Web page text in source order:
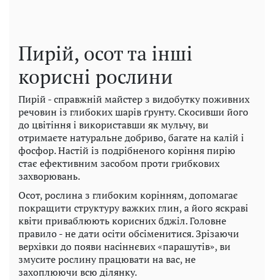
Пирій, осот та інші
корисні рослини
Пирій - справжній майстер з видобутку поживних
речовин із глибоких шарів ґрунту. Скосивши його
до цвітіння і використавши як мульчу, ви
отримаєте натуральне добриво, багате на калій і
фосфор. Настій із подрібненого коріння пирію
стає ефективним засобом проти грибкових
захворювань.
Осот, рослина з глибоким корінням, допомагає
покращити структуру важких глин, а його яскраві
квіти приваблюють корисних бджіл. Головне
правило - не дати осіти обсіменитися. Зрізаючи
верхівки до появи насіннєвих «парашутів», ви
змусите рослину працювати на вас, не
захоплюючи всю ділянку.